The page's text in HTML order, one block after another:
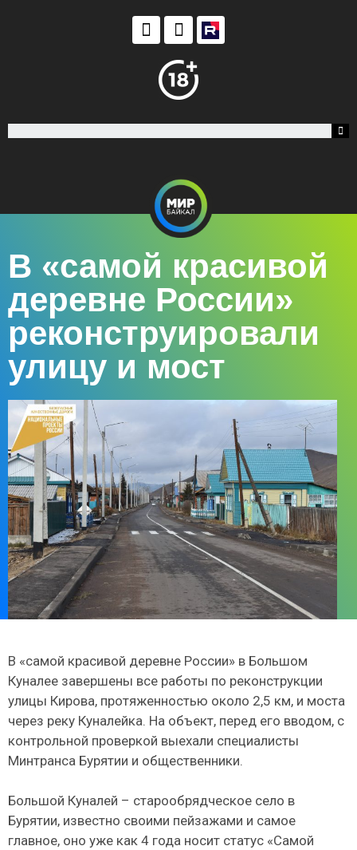
В «самой красивой
деревне России»
реконструировали
улицу и мост
В «самой красивой деревне России» в Большом
Куналее завершены все работы по реконструкции
улицы Кирова, протяженностью около 2,5 км, и моста
через реку Куналейка. На объект, перед его вводом, с
контрольной проверкой выехали специалисты
Минтранса Бурятии и общественники.
Большой Куналей – старообрядческое село в
Бурятии, известно своими пейзажами и самое
главное, оно уже как 4 года носит статус «Самой